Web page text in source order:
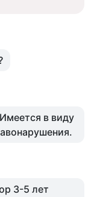
в виду
3-5 лет